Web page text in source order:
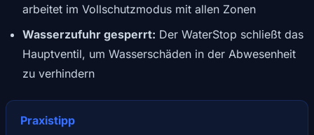
arbeitet im Vollschutzmodus mit allen Zonen
Wasserzufuhr gesperrt: Der WaterStop schließt das
Hauptventil, um Wasserschäden in der Abwesenheit
zu verhindern
Praxistipp